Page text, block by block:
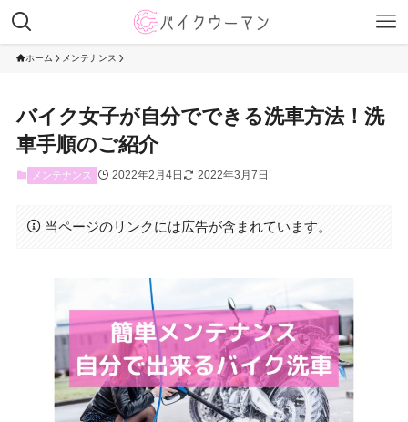
ホーム メンテナンス
バイク女子が自分でできる洗車方法！洗
車手順のご紹介
メンテナンス 2022年2月4日 2022年3月7日
当ページのリンクには広告が含まれています。